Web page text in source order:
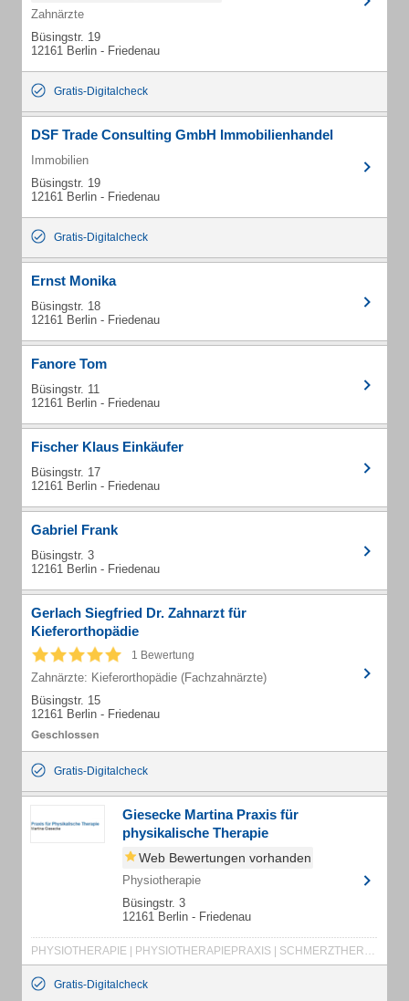
Zahnärzte
Büsingstr. 19
12161 Berlin - Friedenau
Gratis-Digitalcheck
DSF Trade Consulting GmbH Immobilienhandel
Immobilien
Büsingstr. 19
12161 Berlin - Friedenau
Gratis-Digitalcheck
Ernst Monika
Büsingstr. 18
12161 Berlin - Friedenau
Fanore Tom
Büsingstr. 11
12161 Berlin - Friedenau
Fischer Klaus Einkäufer
Büsingstr. 17
12161 Berlin - Friedenau
Gabriel Frank
Büsingstr. 3
12161 Berlin - Friedenau
Gerlach Siegfried Dr. Zahnarzt für
Kieferorthopädie
1 Bewertung
Zahnärzte: Kieferorthopädie (Fachzahnärzte)
Büsingstr. 15
12161 Berlin - Friedenau
Gratis-Digitalcheck
Giesecke Martina Praxis für
physikalische Therapie
Web Bewertungen vorhanden
Physiotherapie
Büsingstr. 3
12161 Berlin - Friedenau
PHYSIOTHERAPIE | PHYSIOTHERAPIEPRAXIS | SCHMERZTHERAPIE | LIEBSCHER & BRACHT | MANUELLE THERAPIE | MASSAGE
Gratis-Digitalcheck